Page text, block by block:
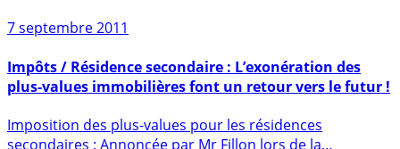
7 septembre 2011
Impôts / Résidence secondaire : L’exonération des
plus-values immobilières font un retour vers le futur !